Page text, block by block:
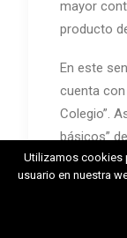
mayor
producto
En este
cuenta
Colegio”.
básicos”
aseguran,
mar a
Utilizamos cookies
usuario en nuestra